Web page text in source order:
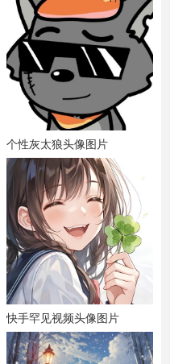
个性灰太狼头像图片
快手罕见视频头像图片